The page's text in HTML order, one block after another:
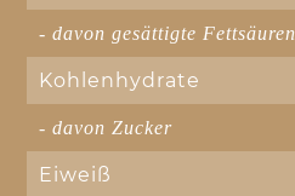
- davon gesättigte Fettsäuren
Kohlenhydrate
- davon Zucker
Eiweiß